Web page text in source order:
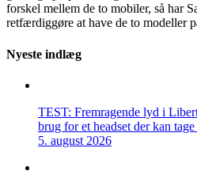
forskel mellem de to mobiler, så har
retfærdiggøre at have de to modeller
Nyeste indlæg
TEST: Fremragende lyd i
brug for et headset der kan
5. august 2026